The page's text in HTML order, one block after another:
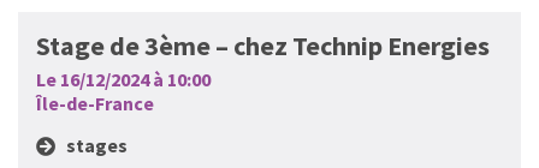
Stage de 3ème – chez Technip Energies
Le 16/12/2024 à 10:00
Île-de-France
stages